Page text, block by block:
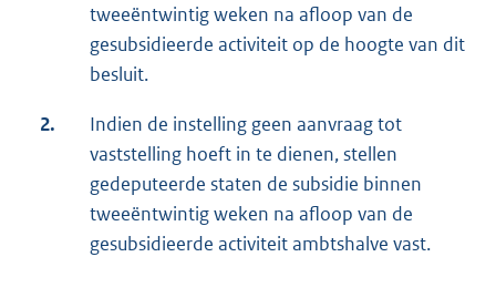
tweeëntwintig weken na afloop van de
gesubsidieerde activiteit op de hoogte van dit
besluit.
2.
Indien de instelling geen aanvraag tot
vaststelling hoeft in te dienen, stellen
gedeputeerde staten de subsidie binnen
tweeëntwintig weken na afloop van de
gesubsidieerde activiteit ambtshalve vast.